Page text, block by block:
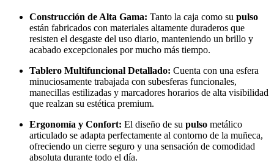
Construcción de Alta Gama: Tanto la caja como su pulso
están fabricados con materiales altamente duraderos que
resisten el desgaste del uso diario, manteniendo un brillo y
acabado excepcionales por mucho más tiempo.
Tablero Multifuncional Detallado: Cuenta con una esfera
minuciosamente trabajada con subesferas funcionales,
manecillas estilizadas y marcadores horarios de alta visibilidad
que realzan su estética premium.
Ergonomía y Confort: El diseño de su pulso metálico
articulado se adapta perfectamente al contorno de la muñeca,
ofreciendo un cierre seguro y una sensación de comodidad
absoluta durante todo el día.